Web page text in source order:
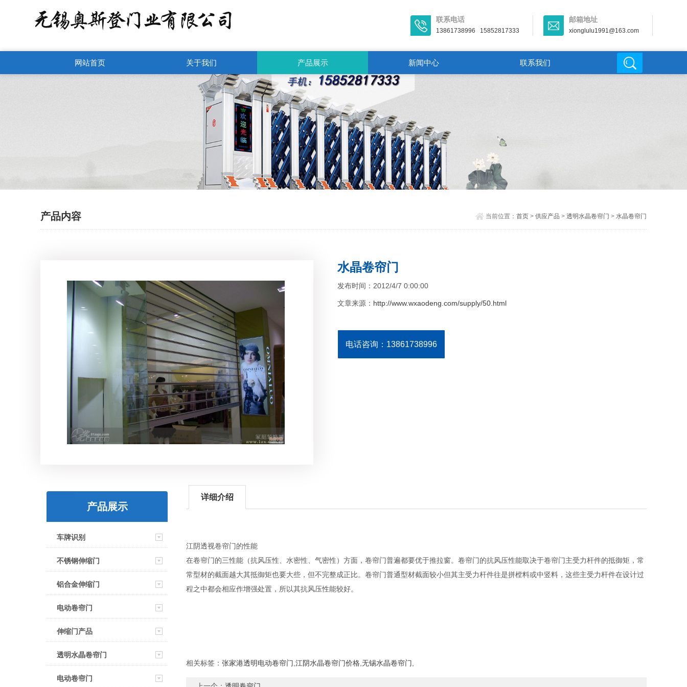
联系电话
13861738996 15852817333
邮箱地址
xionglulu1991@163.com
网站首页 关于我们 产品展示 新闻中心 联系我们
产品内容 当前位置： 首页> 供应产品 > 透明水晶卷帘门 > 水晶卷帘门
水晶卷帘门
发布时间：2012/4/7 0:00:00
文章来源： http://www.wxaodeng.com/supply/50.html
电话咨询：13861738996
产品展示
车牌识别
不锈钢伸缩门
铝合金伸缩门
电动卷帘门
伸缩门产品
透明水晶卷帘门
电动卷帘门
详细介绍
江阴透视卷帘门的性能
在卷帘门的三性能（抗风压性、水密性、气密性）方面，卷帘门普遍都要优于推拉窗。卷帘门的抗风压性能取决于卷帘门主受力杆件的抵御矩，常
常型材的截面越大其抵御矩也要大些，但不完整成正比。卷帘门普通型材截面较小但其主受力杆件往是拼樘料或中竖料，这些主受力杆件在设计过
程之中都会相应作增强处置，所以其抗风压性能较好。
相关标签： 张家港透明电动卷帘门,江阴水晶卷帘门价格,无锡水晶卷帘门,